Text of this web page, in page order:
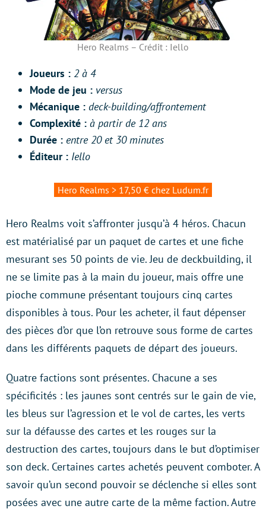
Hero Realms – Crédit : Iello
Joueurs : 2 à 4
Mode de jeu : versus
Mécanique : deck-building/affrontement
Complexité : à partir de 12 ans
Durée : entre 20 et 30 minutes
Éditeur : Iello
Hero Realms > 17,50 € chez Ludum.fr
Hero Realms voit s’affronter jusqu’à 4 héros. Chacun
est matérialisé par un paquet de cartes et une fiche
mesurant ses 50 points de vie. Jeu de deckbuilding, il
ne se limite pas à la main du joueur, mais offre une
pioche commune présentant toujours cinq cartes
disponibles à tous. Pour les acheter, il faut dépenser
des pièces d’or que l’on retrouve sous forme de cartes
dans les différents paquets de départ des joueurs.
Quatre factions sont présentes. Chacune a ses
spécificités : les jaunes sont centrés sur le gain de vie,
les bleus sur l’agression et le vol de cartes, les verts
sur la défausse des cartes et les rouges sur la
destruction des cartes, toujours dans le but d’optimiser
son deck. Certaines cartes achetés peuvent comboter. A
savoir qu’un second pouvoir se déclenche si elles sont
posées avec une autre carte de la même faction. Autre